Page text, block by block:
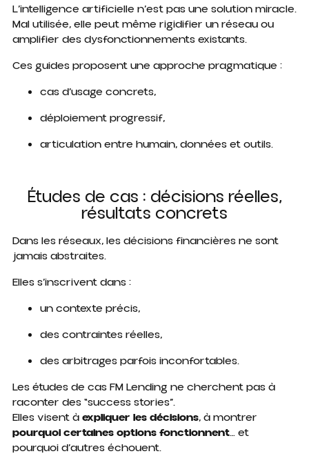
L’intelligence artificielle n’est pas une solution miracle.
Mal utilisée, elle peut même rigidifier un réseau ou
amplifier des dysfonctionnements existants.
Ces guides proposent une approche pragmatique :
cas d’usage concrets,
déploiement progressif,
articulation entre humain, données et outils.
Études de cas : décisions réelles,
résultats concrets
Dans les réseaux, les décisions financières ne sont
jamais abstraites.
Elles s’inscrivent dans :
un contexte précis,
des contraintes réelles,
des arbitrages parfois inconfortables.
Les études de cas FM Lending ne cherchent pas à
raconter des “success stories”.
Elles visent àexpliquer les décisions, à montrer
pourquoi certaines options fonctionnent… et
pourquoi d’autres échouent.